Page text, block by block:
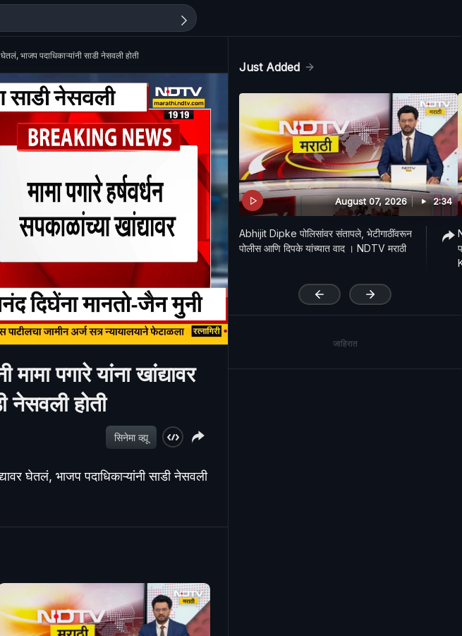
भाजप पदाधिकाऱ्यांनी साडी नेसवली होती
'
पगारे यांना खांद्यावर
नेसवली होती
सिनेमा व्ह्यू
घेतलं, भाजप पदाधिकाऱ्यांनी साडी नेसवली
Just Added
August 07, 2026 2:34
Abhijit Dipke पोलिसांवर संतापले, भेटीगाठींवरून
पोलीस आणि दिपके यांच्यात वाद । NDTV मराठी
जाहिरात